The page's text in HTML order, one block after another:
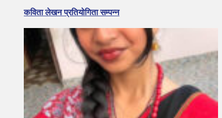
कविता लेखन प्रतियोगिता सम्पन्न